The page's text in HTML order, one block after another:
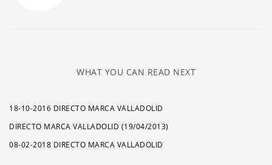
WHAT YOU CAN READ NEXT
18-10-2016 DIRECTO MARCA VALLADOLID
DIRECTO MARCA VALLADOLID (19/04/2013)
08-02-2018 DIRECTO MARCA VALLADOLID